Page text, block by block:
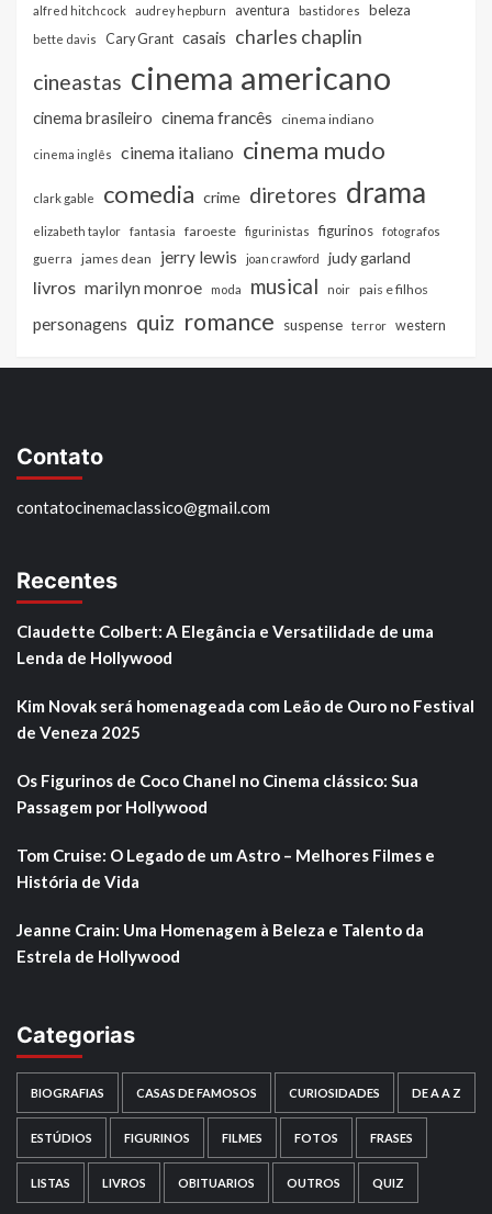
alfred hitchcock audrey hepburn aventura bastidores beleza
bette davis Cary Grant casais charles chaplin
cineastas cinema americano
cinema brasileiro cinema francês cinema indiano
cinema inglês cinema italiano cinema mudo
clark gable comedia crime diretores drama
elizabeth taylor fantasia faroeste figurinistas figurinos
fotografos
guerra
james dean jerry lewis joan crawford judy garland
livros marilyn monroe moda musical noir pais e filhos
personagens quiz romance suspense terror western
Contato
contatocinemaclassico@gmail.com
Recentes
Claudette Colbert: A Elegância e Versatilidade de uma
Lenda de Hollywood
Kim Novak será homenageada com Leão de Ouro no Festival
de Veneza 2025
Os Figurinos de Coco Chanel no Cinema clássico: Sua
Passagem por Hollywood
Tom Cruise: O Legado de um Astro – Melhores Filmes e
História de Vida
Jeanne Crain: Uma Homenagem à Beleza e Talento da
Estrela de Hollywood
Categorias
BIOGRAFIAS CASAS DE FAMOSOS CURIOSIDADES DE A A Z
ESTÚDIOS FIGURINOS FILMES FOTOS FRASES
LISTAS LIVROS OBITUARIOS OUTROS QUIZ